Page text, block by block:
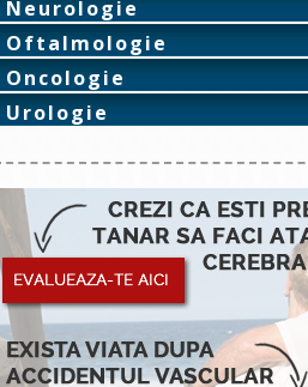
Neurologie
Oftalmologie
Oncologie
Urologie